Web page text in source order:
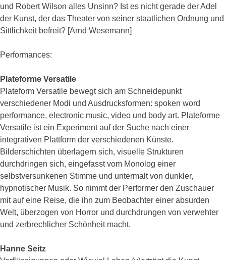
und Robert Wilson alles Unsinn? Ist es nicht gerade der Adel
der Kunst, der das Theater von seiner staatlichen Ordnung und
Sittlichkeit befreit? [Arnd Wesemann]
Performances:
Plateforme Versatile
Plateform Versatile bewegt sich am Schneidepunkt
verschiedener Modi und Ausdrucksformen: spoken word
performance, electronic music, video und body art. Plateforme
Versatile ist ein Experiment auf der Suche nach einer
integrativen Plattform der verschiedenen Künste.
Bilderschichten überlagern sich, visuelle Strukturen
durchdringen sich, eingefasst vom Monolog einer
selbstversunkenen Stimme und untermalt von dunkler,
hypnotischer Musik. So nimmt der Performer den Zuschauer
mit auf eine Reise, die ihn zum Beobachter einer absurden
Welt, überzogen von Horror und durchdrungen von verwehter
und zerbrechlicher Schönheit macht.
Hanne Seitz